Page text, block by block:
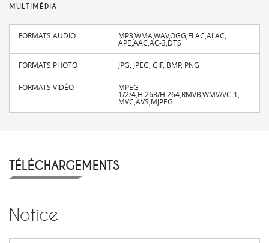
MULTIMÉDIA
FORMATS AUDIO MP3,WMA,WAV,OGG,FLAC,ALAC,
APE,AAC,AC-3,DTS
FORMATS PHOTO JPG, JPEG, GIF, BMP, PNG
FORMATS VIDÉO MPEG
1/2/4,H.263/H.264,RMVB,WMV/VC-1,
MVC,AVS,MJPEG
TÉLÉCHARGEMENTS
Notice